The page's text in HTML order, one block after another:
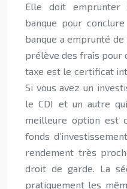
Elle doit emprunter
banque pour
banque a emprunté de
prélève des frais pour
taxe est le certificat
Si vous avez un
le CDI et un autre
meilleure option est
fonds
rendement très
droit de garde. La
pratiquement les